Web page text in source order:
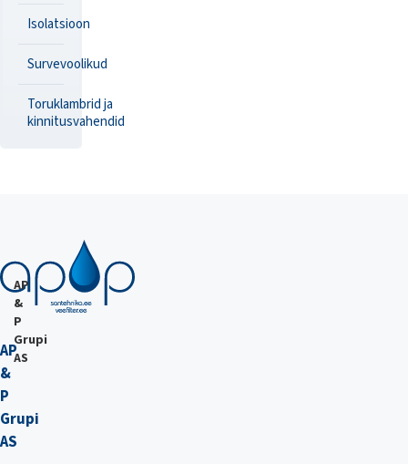
Isolatsioon
Survevoolikud
Toruklambrid ja
kinnitusvahendid
AP
&
P
Grupi
AS
AP
&
P
Grupi
AS